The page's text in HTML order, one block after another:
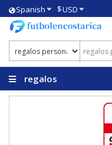
Spanish $USD
regalos